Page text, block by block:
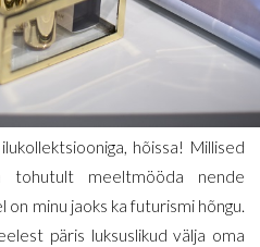
hõissa! Millised
tohutult meeltmööda nende
on minu jaoks ka futurismi hõngu.
päris luksuslikud välja oma